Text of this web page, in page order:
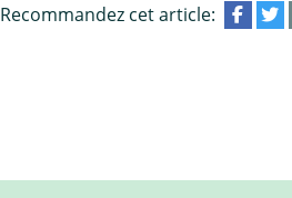
Recommandez cet article: